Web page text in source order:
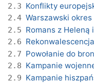
2.3 Konflikty
2.4 Warszawski
2.5 Romans z Heleną
2.6
2.7 Powołanie do
2.8 Kampanie
2.9 Kampanie